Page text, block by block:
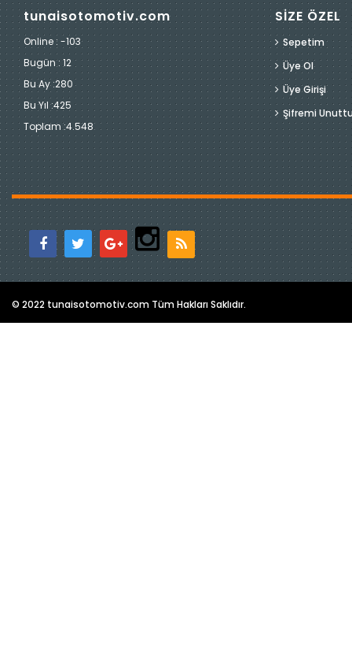
tunaisotomotiv.com
Online : -103
Bugün : 12
Bu Ay :280
Bu Yıl :425
Toplam :4.548
SİZE ÖZEL
Sepetim
Üye Ol
Üye Girişi
Şifremi
© 2022 tunaisotomotiv.com Tüm Hakları Saklıdır.